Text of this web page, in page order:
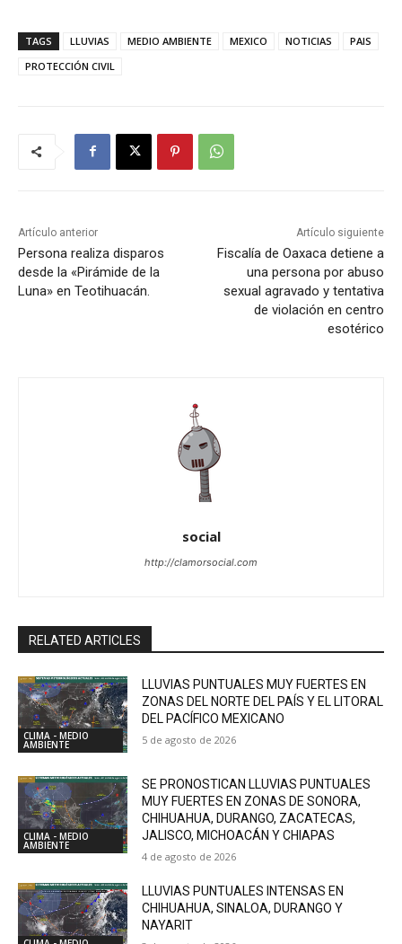
TAGS LLUVIAS MEDIO AMBIENTE MEXICO NOTICIAS
PAIS
PROTECCIÓN CIVIL
Artículo anterior
Persona realiza disparos
desde la «Pirámide de la
Luna» en Teotihuacán.
Artículo siguiente
Fiscalía de Oaxaca detiene a
una persona por abuso
sexual agravado y tentativa
de violación en centro
esotérico
social
http://clamorsocial.com
RELATED ARTICLES
CLIMA - MEDIO
AMBIENTE
LLUVIAS PUNTUALES MUY FUERTES EN
ZONAS DEL NORTE DEL PAÍS Y EL LITORAL
DEL PACÍFICO MEXICANO
5 de agosto de 2026
CLIMA - MEDIO
AMBIENTE
SE PRONOSTICAN LLUVIAS PUNTUALES
MUY FUERTES EN ZONAS DE SONORA,
CHIHUAHUA, DURANGO, ZACATECAS,
JALISCO, MICHOACÁN Y CHIAPAS
4 de agosto de 2026
LLUVIAS PUNTUALES INTENSAS EN
CHIHUAHUA, SINALOA, DURANGO Y
NAYARIT